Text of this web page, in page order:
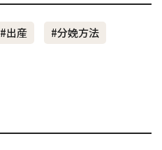
#出産
#分娩方法